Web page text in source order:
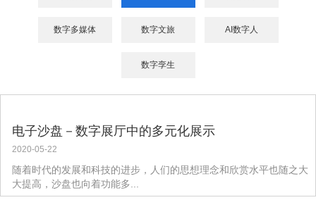
数字多媒体 数字文旅 AI数字人
数字孪生
电子沙盘－数字展厅中的多元化展示
2020-05-22
随着时代的发展和科技的进步，人们的思想理念和欣赏水平也随之大
大提高，沙盘也向着功能多...